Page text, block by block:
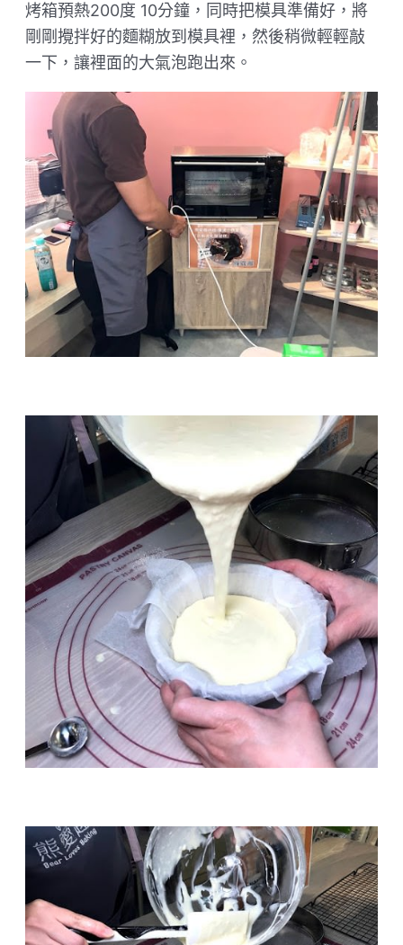
烤箱預熱200度 10分鐘，同時把模具準備好，將
剛剛攪拌好的麵糊放到模具裡，然後稍微輕輕敲
一下，讓裡面的大氣泡跑出來。